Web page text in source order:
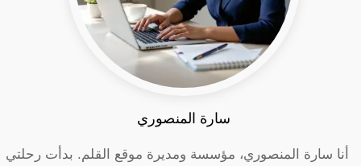
سارة المنصوري
أنا سارة المنصوري، مؤسسة ومديرة موقع القلم. بدأت رحلتي